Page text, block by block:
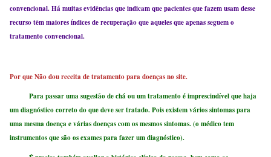
convencional. Há muitas evidências que indicam que pacientes que fazem usam desse
recurso têm maiores índices de recuperação que aqueles que apenas seguem o
tratamento convencional.
Por que Não dou receita de tratamento para doenças no site.
Para passar uma sugestão de chá ou um tratamento é imprescindível que haja
um diagnóstico correto do que deve ser tratado. Pois existem vários sintomas para
uma mesma doença e várias doenças com os mesmos sintomas. (o médico tem
instrumentos que são os exames para fazer um diagnóstico).